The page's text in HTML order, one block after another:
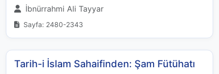
İbnürrahmi Ali Tayyar
Sayfa: 2480-2343
Tarih-i İslam Sahaifinden: Şam Fütühatı